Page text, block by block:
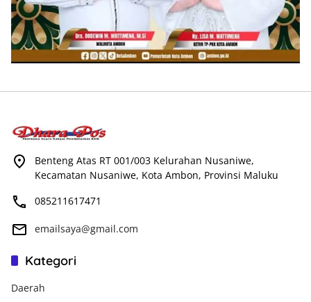
Benteng Atas RT 001/003 Kelurahan Nusaniwe,
Kecamatan Nusaniwe, Kota Ambon, Provinsi Maluku
085211617471
emailsaya@gmail.com
Kategori
Daerah